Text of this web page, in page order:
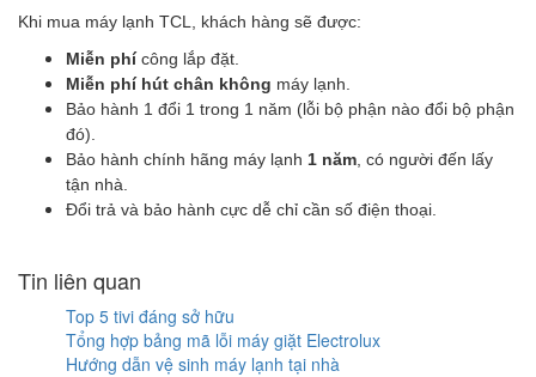
Khi mua máy lạnh TCL, khách hàng sẽ được:
Miễn phícông lắp đặt.
Miễn phí hút chân không máy lạnh.
Bảo hành 1 đổi 1 trong 1 năm (lỗi bộ phận nào đổi bộ phận
đó).
Bảo hành chính hãng máy lạnh 1 năm , có người đến lấy
tận nhà.
Đổi trả và bảo hành cực dễ chỉ cần số điện thoại.
Tin liên quan
Top 5 tivi đáng sở hữu
Tổng hợp bảng mã lỗi máy giặt Electrolux
Hướng dẫn vệ sinh máy lạnh tại nhà